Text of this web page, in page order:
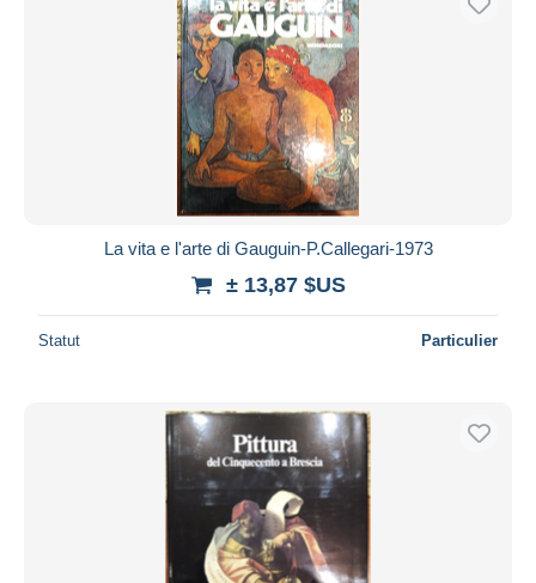
La vita e l'arte di Gauguin-P.Callegari-1973
± 13,87 $US
Statut Particulier